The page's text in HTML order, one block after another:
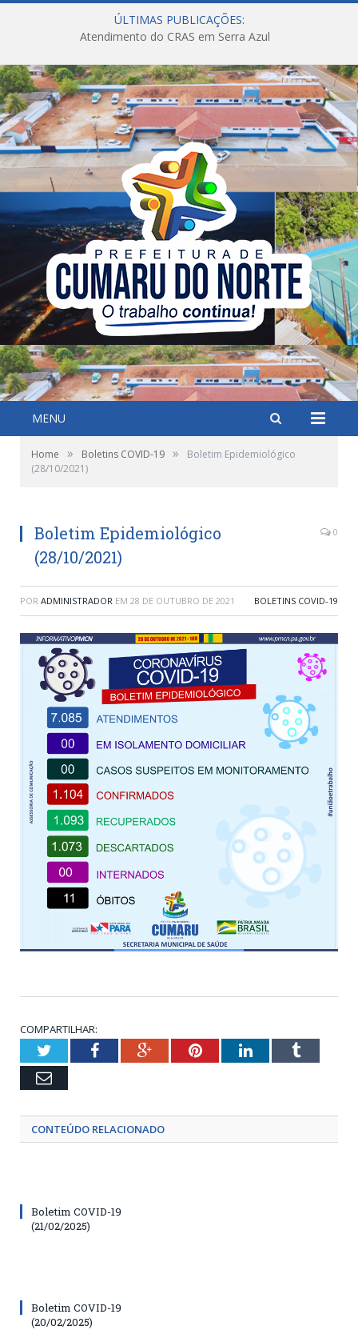
ÚLTIMAS PUBLICAÇÕES:
Atendimento do CRAS em Serra Azul
MENU
Home » Boletins COVID-19 »
Boletim Epidemiológico
(28/10/2021)
Boletim Epidemiológico
(28/10/2021)
0
POR ADMINISTRADOR EM 28 DE OUTUBRO DE 2021 BOLETINS COVID-19
COMPARTILHAR:
TwitterFacebookGoogle+PinterestLinkedInTumblr
Email
CONTEÚDO RELACIONADO
Boletim COVID-19
(21/02/2025)
Boletim COVID-19
(20/02/2025)